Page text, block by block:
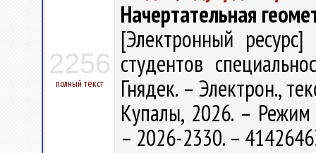
2256
полный текст
Начертательная
[Электронный
студентов
Гнядек. – Электрон.,
Купалы, 2026. –
– 2026-2330. –